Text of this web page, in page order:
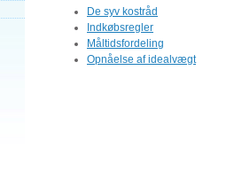
De syv kostråd
Indkøbsregler
Måltidsfordeling
Opnåelse af idealvægt